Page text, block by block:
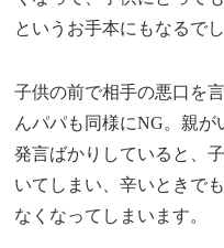
というお手本にもなるでし
子供の前で相手の悪口を
んパパも同様にNG。親
発言ばかりしていると、
いてしまい、辛いときで
なくなってしまいます。